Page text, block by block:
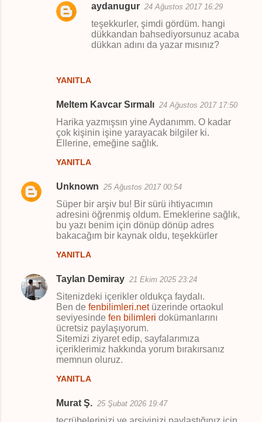
YANITLA
aydanugur 24 Ağustos 2017 16:29
teşekkurler, şimdi gördüm. hangi
dükkandan bahsediyorsunuz acaba
dükkan adını da yazar mısınız?
Meltem Kavcar Sırmalı 24 Ağustos 2017 17:50
Harika yazmışsın yine Aydanımm. O kadar
çok kişinin işine yarayacak bilgiler ki.
Ellerine, emeğine sağlık.
YANITLA
Unknown 25 Ağustos 2017 00:54
Süper bir arşiv bu! Bir sürü ihtiyacımın
adresini öğrenmiş oldum. Emeklerine sağlık,
bu yazı benim için dönüp dönüp adres
bakacağım bir kaynak oldu, teşekkürler
YANITLA
Taylan Demiray 21 Ekim 2025 23:24
Sitenizdeki içerikler oldukça faydalı.
Ben de fenbilimleri.netüzerinde ortaokul
seviyesinde fen bilimleri dokümanlarını
ücretsiz paylaşıyorum.
Sitemizi ziyaret edip, sayfalarımıza
içeriklerimiz hakkında yorum bırakırsanız
memnun oluruz.
YANITLA
Murat Ş. 25 Şubat 2026 19:47